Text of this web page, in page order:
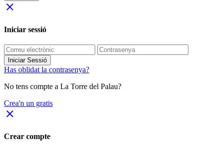
close
Iniciar sessió
Iniciar Sessió
Has oblidat la contrasenya?
No tens compte a La Torre del Palau?
Crea'n un gratis
close
Crear compte